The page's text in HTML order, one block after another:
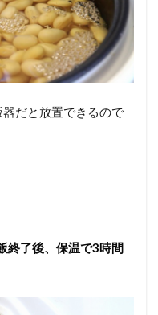
だと放置できるので
終了後、保温で3時間